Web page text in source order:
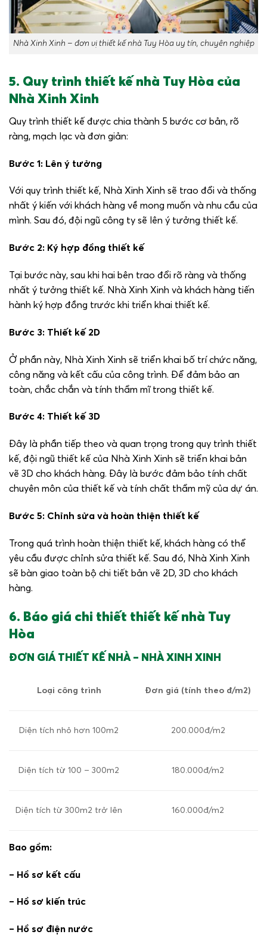
Nhà Xinh Xinh – đơn vị thiết kế nhà Tuy Hòa uy tín, chuyên nghiệp
5. Quy trình thiết kế nhà Tuy Hòa của
Nhà Xinh Xinh
Quy trình thiết kế được chia thành 5 bước cơ bản, rõ
ràng, mạch lạc và đơn giản:
Bước 1: Lên ý tưởng
Với quy trình thiết kế, Nhà Xinh Xinh sẽ trao đổi và thống
nhất ý kiến với khách hàng về mong muốn và nhu cầu của
mình. Sau đó, đội ngũ công ty sẽ lên ý tưởng thiết kế.
Bước 2: Ký hợp đồng thiết kế
Tại bước này, sau khi hai bên trao đổi rõ ràng và thống
nhất ý tưởng thiết kế. Nhà Xinh Xinh và khách hàng tiến
hành ký hợp đồng trước khi triển khai thiết kế.
Bước 3: Thiết kế 2D
Ở phần này, Nhà Xinh Xinh sẽ triển khai bố trí chức năng,
công năng và kết cấu của công trình. Để đảm bảo an
toàn, chắc chắn và tính thẩm mĩ trong thiết kế.
Bước 4: Thiết kế 3D
Đây là phần tiếp theo và quan trọng trong quy trình thiết
kế, đội ngũ thiết kế của Nhà Xinh Xinh sẽ triển khai bản
vẽ 3D cho khách hàng. Đây là bước đảm bảo tính chất
chuyên môn của thiết kế và tính chất thẩm mỹ của dự án.
Bước 5: Chỉnh sửa và hoàn thiện thiết kế
Trong quá trình hoàn thiện thiết kế, khách hàng có thể
yêu cầu được chỉnh sửa thiết kế. Sau đó, Nhà Xinh Xinh
sẽ bàn giao toàn bộ chi tiết bản vẽ 2D, 3D cho khách
hàng.
6. Báo giá chi thiết thiết kế nhà Tuy
Hòa
ĐƠN GIÁ THIẾT KẾ NHÀ – NHÀ XINH XINH
Loại công trình Đơn giá (tính theo đ/m2)
Diện tích nhỏ hơn 100m2 200.000đ/m2
Diện tích từ 100 – 300m2 180.000đ/m2
Diện tích từ 300m2 trở lên 160.000đ/m2
Bao gồm:
– Hồ sơ kết cấu
– Hồ sơ kiến trúc
– Hồ sơ điện nước